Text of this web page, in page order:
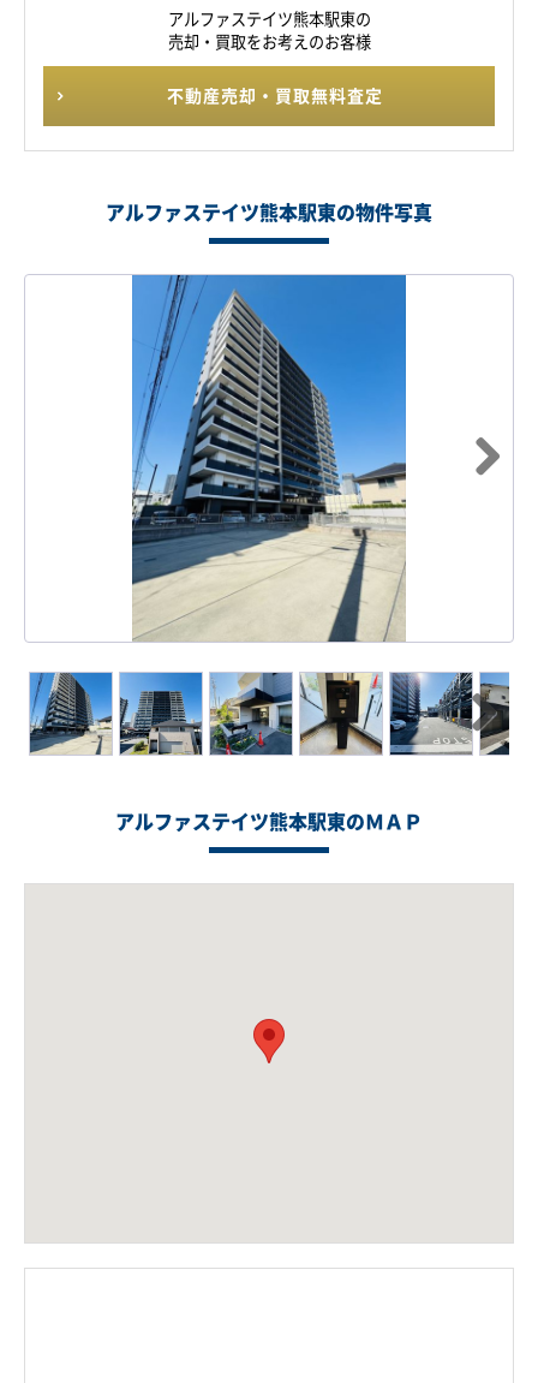
アルファステイツ熊本駅東の
売却・買取をお考えのお客様
不動産売却・買取無料査定
アルファステイツ熊本駅東の物件写真
Next
アルファステイツ熊本駅東のＭＡＰ